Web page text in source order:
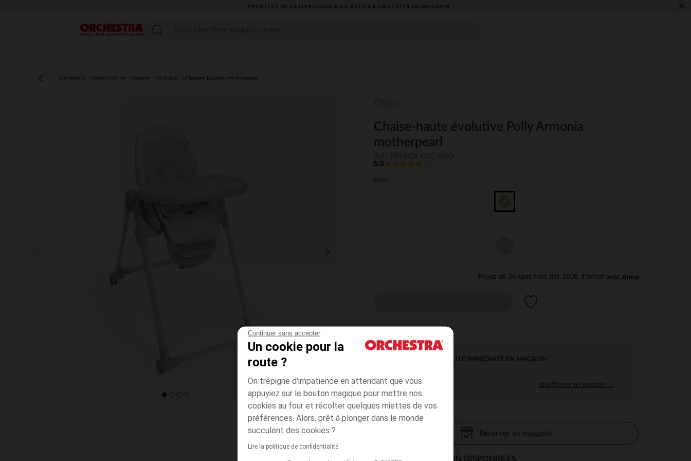
Continuer sans accepter
Un cookie pour la
route ?
On trépigne d'impatience en attendant que vous
appuyiez sur le bouton magique pour mettre nos
cookies au four et récolter quelques miettes de vos
préférences. Alors, prêt à plonger dans le monde
succulent des cookies ?
Lire la politique de confidentialité
PROFITEZ DE LA LIVRAISON & DU RETOUR GRATUITS EN MAGASIN​ ×
Menu
Orchestra Puériculture Repas A table Chaises hautes,réhausseurs
Chaise-haute évolutive Polly Armonia
motherpearl
5.0
Ecru
Payez en 3x sans frais dès 100€ d'achat avec
DISPONIBILITÉ IMMÉDIATE EN MAGASIN
sélectionner un magasin →
Réserver en magasin
MODES DE LIVRAISON DISPONIBLES